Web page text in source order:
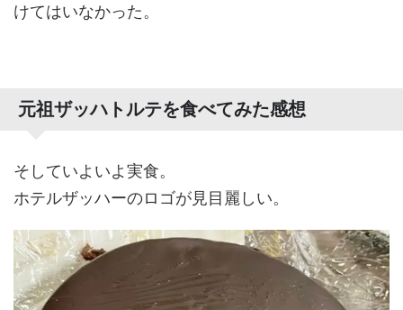
けてはいなかった。
元祖ザッハトルテを食べてみた感想
そしていよいよ実食。
ホテルザッハーのロゴが見目麗しい。